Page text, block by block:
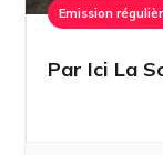
Emission
Par Ici La